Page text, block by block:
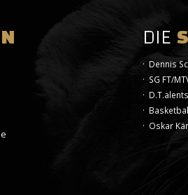
DIE
· Dennis
· SG FT/
·
·
· Oskar